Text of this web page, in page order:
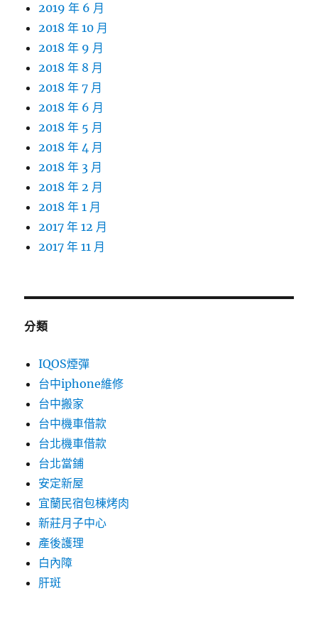
2019 年 6 月
2018 年 10 月
2018 年 9 月
2018 年 8 月
2018 年 7 月
2018 年 6 月
2018 年 5 月
2018 年 4 月
2018 年 3 月
2018 年 2 月
2018 年 1 月
2017 年 12 月
2017 年 11 月
分類
IQOS煙彈
台中iphone維修
台中搬家
台中機車借款
台北機車借款
台北當鋪
安定新屋
宜蘭民宿包棟烤肉
新莊月子中心
產後護理
白內障
肝斑